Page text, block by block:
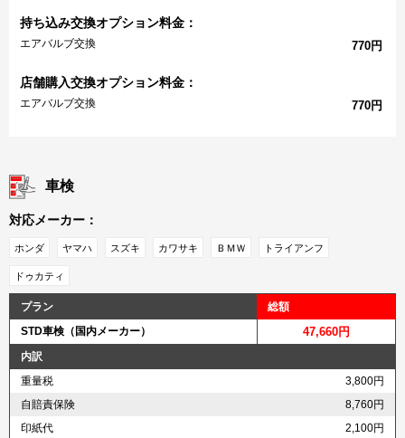
持ち込み交換オプション料金：
エアバルブ交換 770円
店舗購入交換オプション料金：
エアバルブ交換 770円
車検
対応メーカー：
ホンダ ヤマハ スズキ カワサキ ＢＭＷ トライアンフ
ドゥカティ
プラン
総額
STD車検（国内メーカー）
47,660円
内訳
重量税
3,800円
自賠責保険
8,760円
印紙代
2,100円